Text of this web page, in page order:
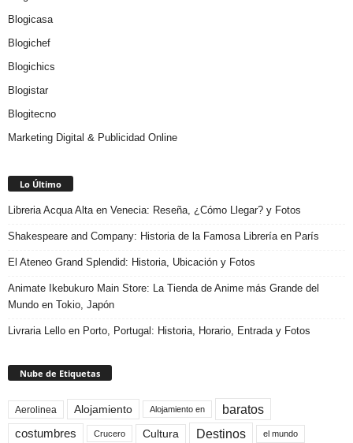
Blogicasa
Blogichef
Blogichics
Blogistar
Blogitecno
Marketing Digital & Publicidad Online
Lo Último
Libreria Acqua Alta en Venecia: Reseña, ¿Cómo Llegar? y Fotos
Shakespeare and Company: Historia de la Famosa Librería en París
El Ateneo Grand Splendid: Historia, Ubicación y Fotos
Animate Ikebukuro Main Store: La Tienda de Anime más Grande del
Mundo en Tokio, Japón
Livraria Lello en Porto, Portugal: Historia, Horario, Entrada y Fotos
Nube de Etiquetas
Aerolinea Alojamiento Alojamiento en baratos
costumbres Crucero Cultura Destinos el mundo